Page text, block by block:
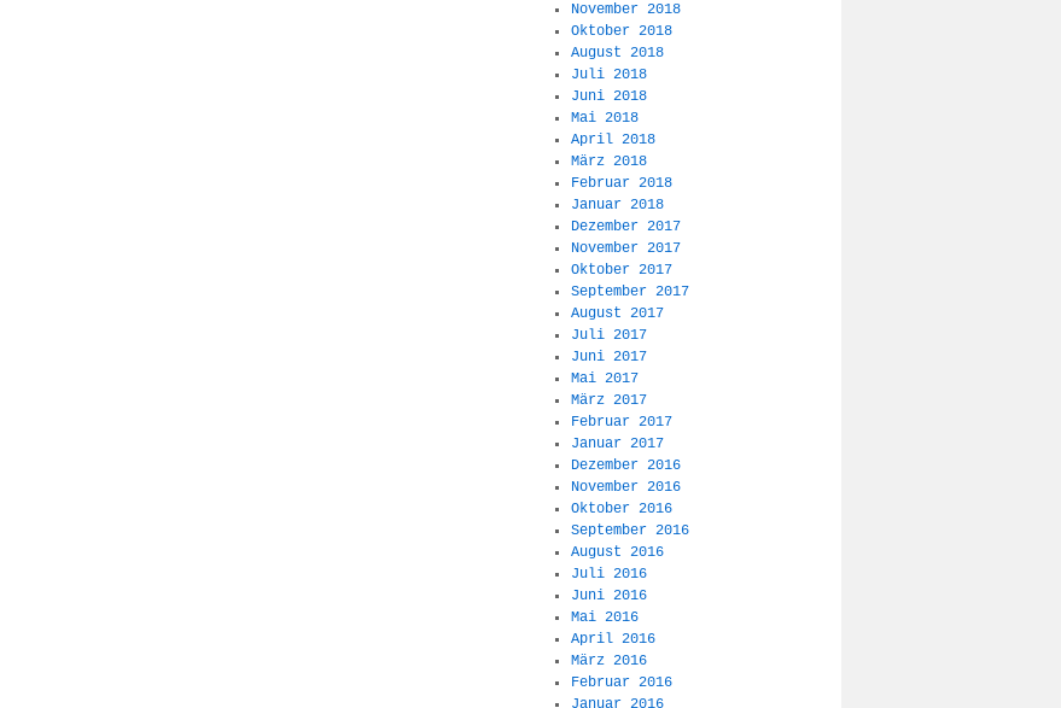
November 2018
Oktober 2018
August 2018
Juli 2018
Juni 2018
Mai 2018
April 2018
März 2018
Februar 2018
Januar 2018
Dezember 2017
November 2017
Oktober 2017
September 2017
August 2017
Juli 2017
Juni 2017
Mai 2017
März 2017
Februar 2017
Januar 2017
Dezember 2016
November 2016
Oktober 2016
September 2016
August 2016
Juli 2016
Juni 2016
Mai 2016
April 2016
März 2016
Februar 2016
Januar 2016